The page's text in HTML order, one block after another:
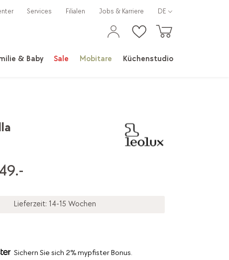
& Baby Sale Mobitare Küchenstudio
Services Filialen Jobs & Karriere DE
Lieferzeit: 14-15 Wochen
Sichern Sie sich 2% mypfister Bonus.